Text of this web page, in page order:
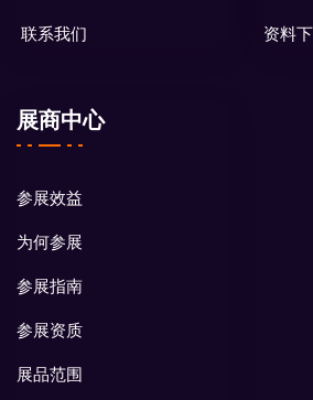
联系我们 资料
展商中心
参展效益
为何参展
参展指南
参展资质
展品范围